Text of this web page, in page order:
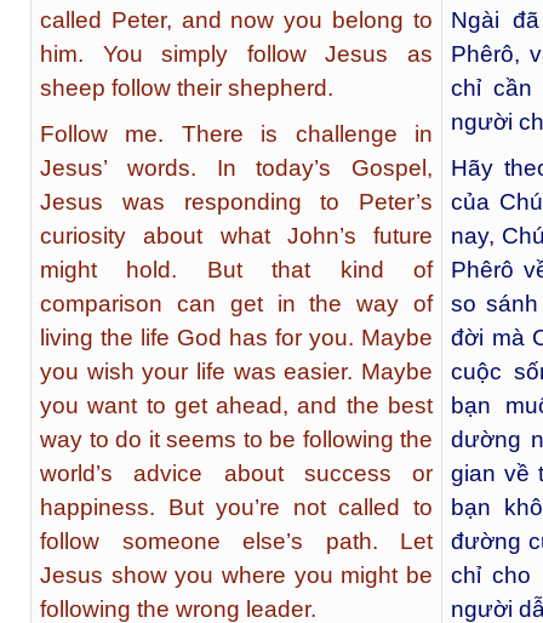
called Peter, and now you belong to
him. You simply follow Jesus as
sheep follow their shepherd.
Follow me. There is challenge in
Jesus’ words. In today’s Gospel,
Jesus was responding to Peter’s
curiosity about what John’s future
might hold. But that kind of
comparison can get in the way of
living the life God has for you. Maybe
you wish your life was easier. Maybe
you want to get ahead, and the best
way to do it seems to be following the
world’s advice about success or
happiness. But you’re not called to
follow someone else’s path. Let
Jesus show you where you might be
following the wrong leader.
Ngài
Phêrô,
chỉ cần
người
Hãy
của
nay,
Phêrô
so
đời mà
cuộc
bạn
dường
gian về
bạn
đường
chỉ cho
người